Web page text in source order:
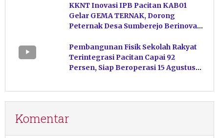
KKNT Inovasi IPB Pacitan KAB01
Gelar GEMA TERNAK, Dorong
Peternak Desa Sumberejo Berinovasi
Pembangunan Fisik Sekolah Rakyat
Terintegrasi Pacitan Capai 92
Persen, Siap Beroperasi 15 Agustus
Komentar